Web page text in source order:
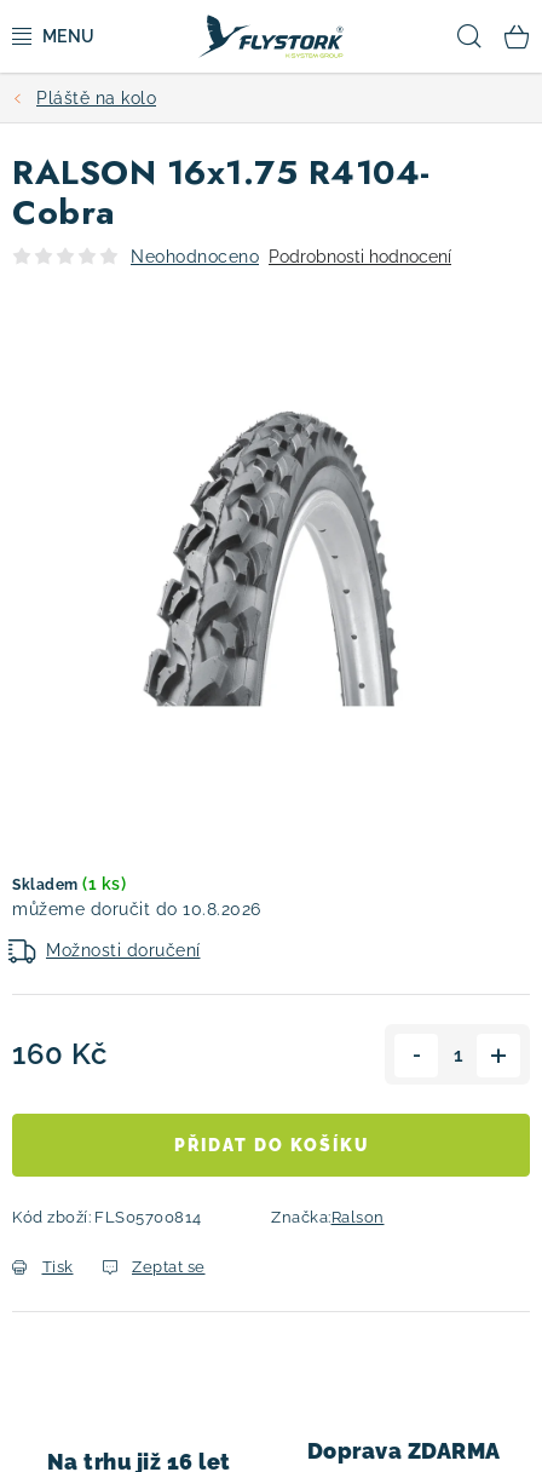
na
CYKLISTIKA
ZIMNÍ SPORTY
KOLOBĚŽKY
Obchodní podmínky
Doprava a platba
Čeština
Testovací centrum
Půjčovna nosičů kol Kontakt
Pláště na kolo
Skladem (1 ks)
10.8.2026
Možnosti doručení
160 Kč
PŘIDAT DO KOŠÍKU
Kód zboží: FLS05700814 Značka:Ralson
Tisk Zeptat se
RALSON 16x1.75 R4104-
Cobra
Neohodnoceno Podrobnosti hodnocení
Na trhu již 16 let Doprava ZDARMA